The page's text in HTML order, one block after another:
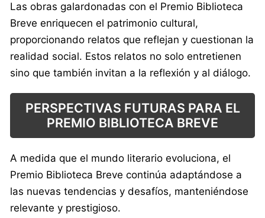
Las obras galardonadas con el Premio Biblioteca
Breve enriquecen el patrimonio cultural,
proporcionando relatos que reflejan y cuestionan la
realidad social. Estos relatos no solo entretienen
sino que también invitan a la reflexión y al diálogo.
PERSPECTIVAS FUTURAS PARA EL
PREMIO BIBLIOTECA BREVE
A medida que el mundo literario evoluciona, el
Premio Biblioteca Breve continúa adaptándose a
las nuevas tendencias y desafíos, manteniéndose
relevante y prestigioso.